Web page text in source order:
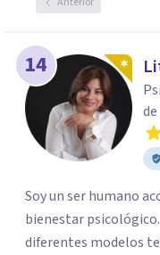
14
Soy un ser humano
bienestar psicológico. Mis estudios realizados en
diferentes modelos